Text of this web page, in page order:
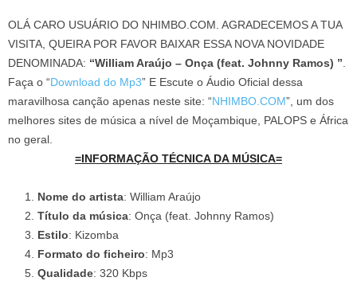
OLÁ CARO USUÁRIO DO NHIMBO.COM. AGRADECEMOS A TUA
VISITA, QUEIRA POR FAVOR BAIXAR ESSA NOVA NOVIDADE
DENOMINADA: “William Araújo – Onça (feat. Johnny Ramos) ”
Faça o “Download do Mp3” E Escute o Áudio Oficial dessa
maravilhosa canção apenas neste site: “NHIMBO.COM”, um dos
melhores sites de música a nível de Moçambique, PALOPS e África
no geral.
=INFORMAÇÃO TÉCNICA DA MÚSICA=
Nome do artista: William Araújo
Título da música: Onça (feat. Johnny Ramos)
Estilo: Kizomba
Formato do ficheiro: Mp3
Qualidade: 320 Kbps